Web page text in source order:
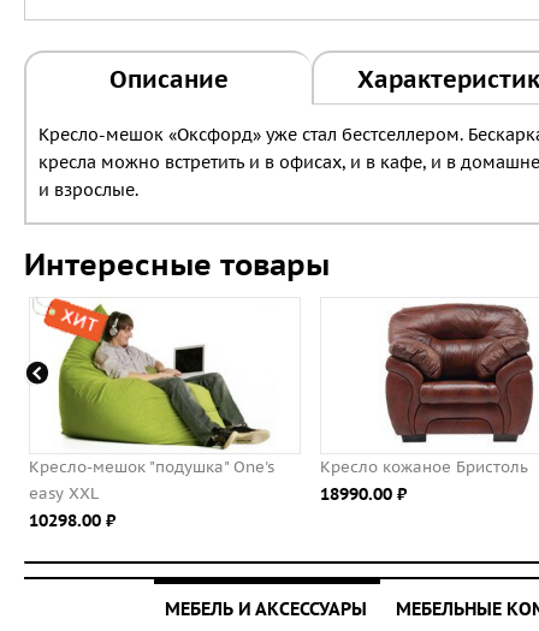
Описание
Кресло-мешок «Оксфорд» уже стал бестселлером.
кресла можно встретить и в офисах, и в кафе, и в
и взрослые.
Интересные товары
One's Кресло кожаное Бристоль
Кресло мешок
МЕБЕЛЬ И АКСЕССУАРЫ МЕБЕЛЬНЫЕ